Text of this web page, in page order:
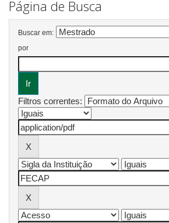
Página de Busca
Buscar em:
por
Filtros correntes: